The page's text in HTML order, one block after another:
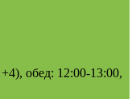
обед: 12:00-13:00,